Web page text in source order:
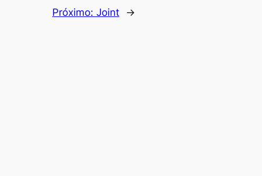
Próximo: Joint →